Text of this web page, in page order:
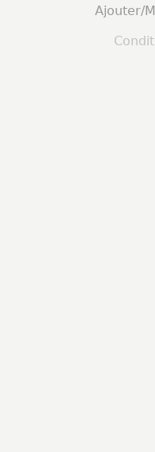
Ajouter/